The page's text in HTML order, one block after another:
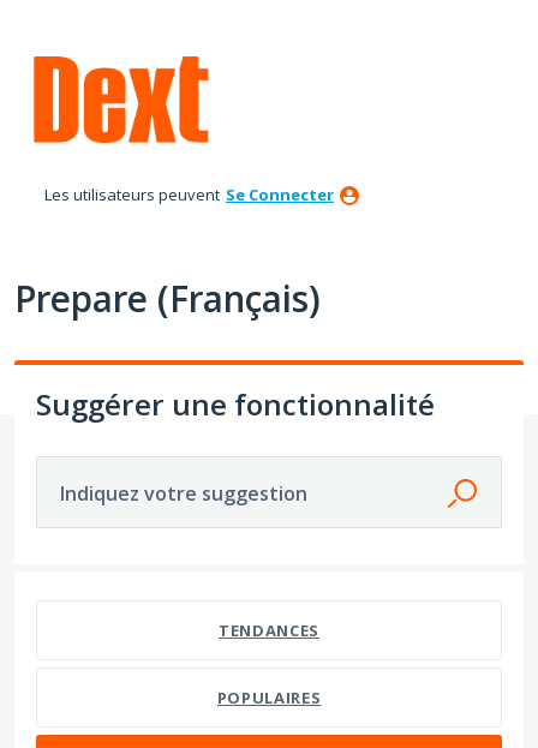
au
contenu
Les utilisateurs peuvent Se Connecter
Prepare (Français)
Suggérer une fonctionnalité
Indiquez votre suggestion
TENDANCES
POPULAIRES